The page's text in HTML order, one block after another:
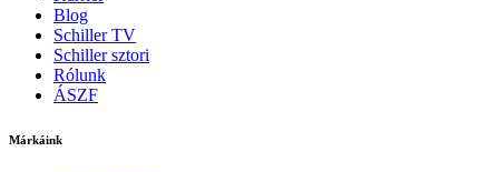
Blog
Schiller TV
Schiller sztori
Rólunk
ÁSZF
Márkáink